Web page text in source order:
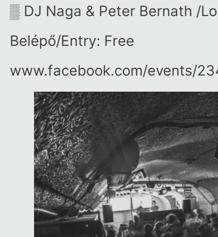
▒ DJ Naga & Peter Bernath /
Belépő/Entry: Free
www.facebook.com/​events/​